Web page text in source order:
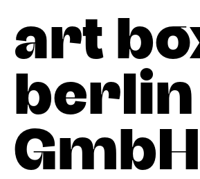
art
berlin
GmbH